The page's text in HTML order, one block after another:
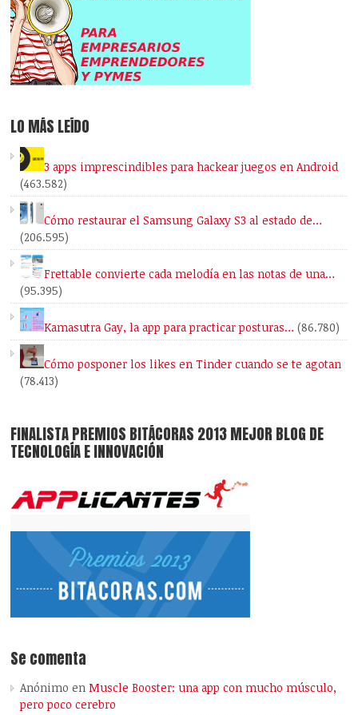
LO MÁS LEÍDO
3 apps imprescindibles para hackear juegos en Android
(463.582)
Cómo restaurar el Samsung Galaxy S3 al estado de…
(206.595)
Frettable convierte cada melodía en las notas de una…
(95.395)
Kamasutra Gay, la app para practicar posturas… (86.780)
Cómo posponer los likes en Tinder cuando se te agotan
(78.413)
FINALISTA PREMIOS BITÁCORAS 2013 MEJOR BLOG DE
TECNOLOGÍA E INNOVACIÓN
Se comenta
Anónimo enMuscle Booster: una app con mucho músculo,
pero poco cerebro